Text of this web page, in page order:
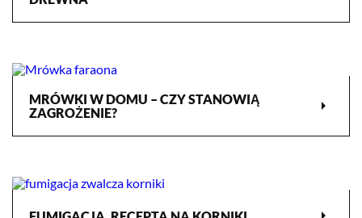
MRÓWKI W DOMU – CZY STANOWIĄ
ZAGROŻENIE?
arrow_right